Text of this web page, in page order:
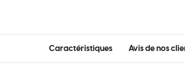
Caractéristiques Avis de nos